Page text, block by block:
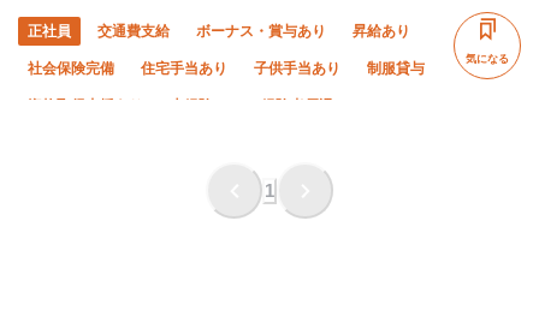
正社員 交通費支給 ボーナス・賞与あり 昇給あり
社会保険完備 住宅手当あり 子供手当あり 制服貸与
車・バイク通勤OK
気になる
1